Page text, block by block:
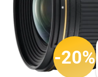
-20%